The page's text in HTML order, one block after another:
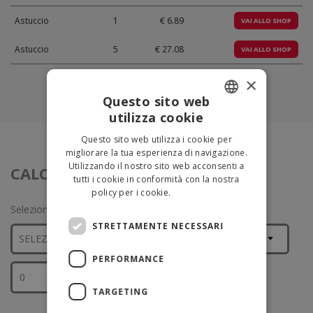
Astuccio 1 € 6.89 VAI ALLO SHOP
Astuccio 5 € 27.08 VAI ALLO SHOP
CALCOLA IL QUANTITATIVO
Seleziona il tipo di superficie e inserisci i mq
ENGLISH
×
Questo sito web
utilizza cookie
Questo sito web utilizza i cookie per
migliorare la tua esperienza di navigazione.
Utilizzando il nostro sito web acconsenti a
tutti i cookie in conformità con la nostra
policy per i cookie.
STRETTAMENTE NECESSARI
PERFORMANCE
TARGETING